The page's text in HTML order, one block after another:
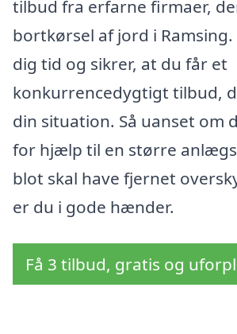
tilbud fra erfarne firmaer,
bortkørsel af jord i
dig tid og sikrer, at du får et
konkurrencedygtigt tilbud,
din situation. Så uanset om
for hjælp til en større
blot skal have fjernet
er du i gode hænder.
Få 3 tilbud, gratis og